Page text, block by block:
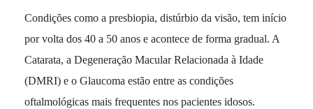
Condições como a presbiopia, distúrbio da visão, tem início
por volta dos 40 a 50 anos e acontece de forma gradual. A
Catarata, a Degeneração Macular Relacionada à Idade
(DMRI) e o Glaucoma estão entre as condições
oftalmológicas mais frequentes nos pacientes idosos.